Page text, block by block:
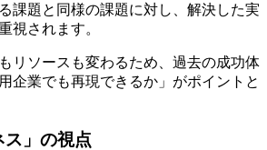
課題と同様の課題に対し、解決した実
視されます。
リソースも変わるため、過去の成功体
企業でも再現できるか」がポイントと
ス」の視点